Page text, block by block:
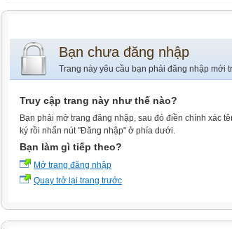
Bạn chưa đăng nhập
Trang này yêu cầu bạn phải đăng nhập mới
Truy cập trang này như thế nào?
Bạn phải mở trang đăng nhập, sau đó điền chính xác
ký rồi nhấn nút "Đăng nhập" ở phía dưới.
Bạn làm gì tiếp theo?
Mở trang đăng nhập
Quay trở lại trang trước